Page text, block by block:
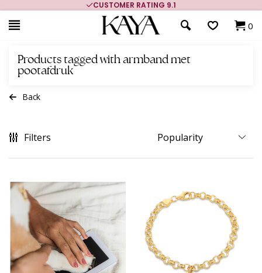
CUSTOMER RATING 9.1
0
Products tagged with armband met
pootafdruk
Back
Filters